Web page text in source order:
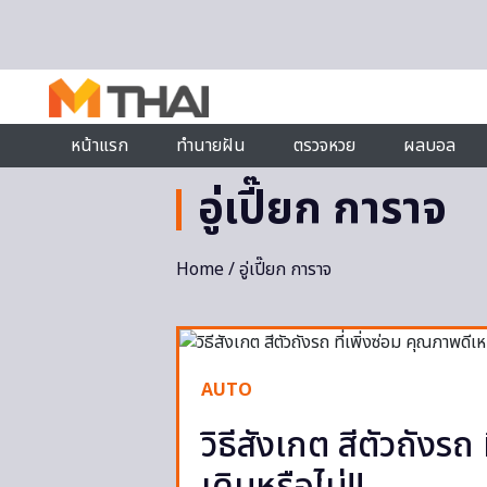
หน้าแรก
ทำนายฝัน ตรวจหวย ผลบอล
อู่เปี๊ยก การาจ
Home/ อู่เปี๊ยก การาจ
AUTO
วิธีสังเกต สีตัวถังร